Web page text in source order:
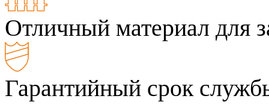
Отличный материал для
Гарантийный срок